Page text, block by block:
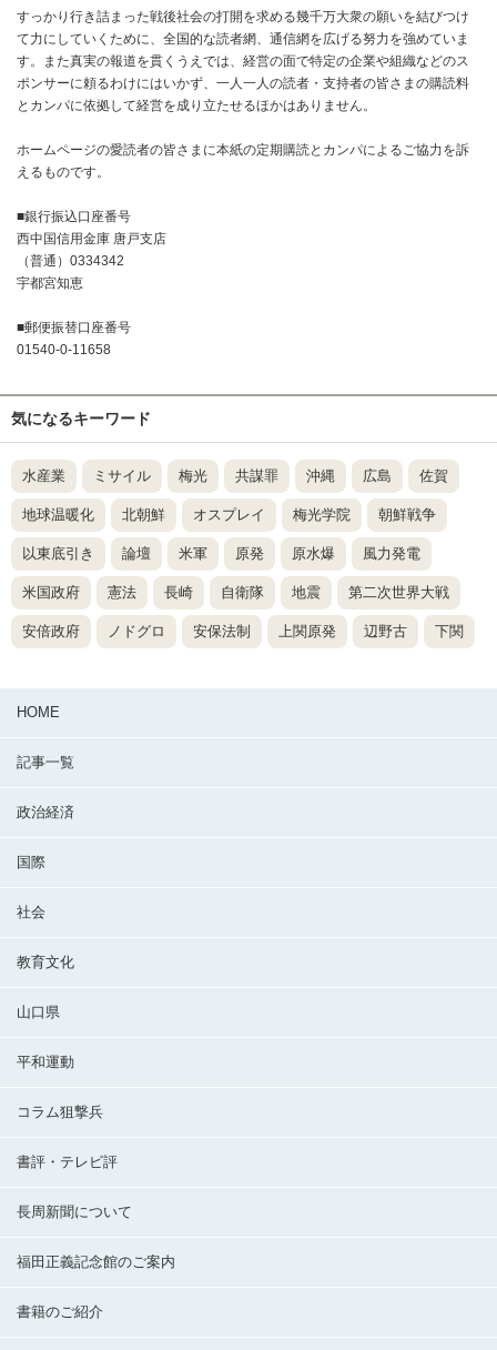
すっかり行き詰まった戦後社会の打開を求める幾千万大衆の願いを結びつけ
て力にしていくために、全国的な読者網、通信網を広げる努力を強めていま
す。また真実の報道を貫くうえでは、経営の面で特定の企業や組織などのス
ポンサーに頼るわけにはいかず、一人一人の読者・支持者の皆さまの購読料
とカンパに依拠して経営を成り立たせるほかはありません。
ホームページの愛読者の皆さまに本紙の定期購読とカンパによるご協力を訴
えるものです。
■銀行振込口座番号
西中国信用金庫 唐戸支店
（普通）0334342
宇都宮知恵
■郵便振替口座番号
01540-0-11658
気になるキーワード
水産業 ミサイル 梅光 共謀罪 沖縄 広島 佐賀
地球温暖化 北朝鮮 オスプレイ 梅光学院 朝鮮戦争
以東底引き 論壇 米軍 原発 原水爆 風力発電
米国政府 憲法 長崎 自衛隊 地震 第二次世界大戦
安倍政府 ノドグロ 安保法制 上関原発 辺野古 下関
HOME
記事一覧
政治経済
国際
社会
教育文化
山口県
平和運動
コラム狙撃兵
書評・テレビ評
長周新聞について
福田正義記念館のご案内
書籍のご紹介